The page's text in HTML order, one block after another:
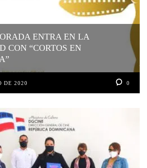
ENTRA EN LA
CON “CORTOS EN
DE 2020 0